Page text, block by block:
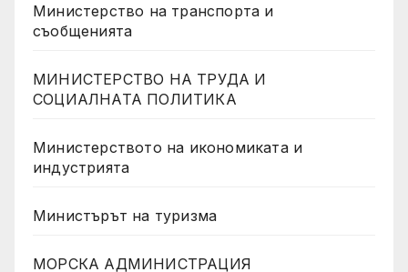
Министерство на транспорта и
съобщенията
МИНИСТЕРСТВО НА ТРУДА И
СОЦИАЛНАТА ПОЛИТИКА
Министерството на икономиката и
индустрията
Министърът на туризма
МОРСКА АДМИНИСТРАЦИЯ